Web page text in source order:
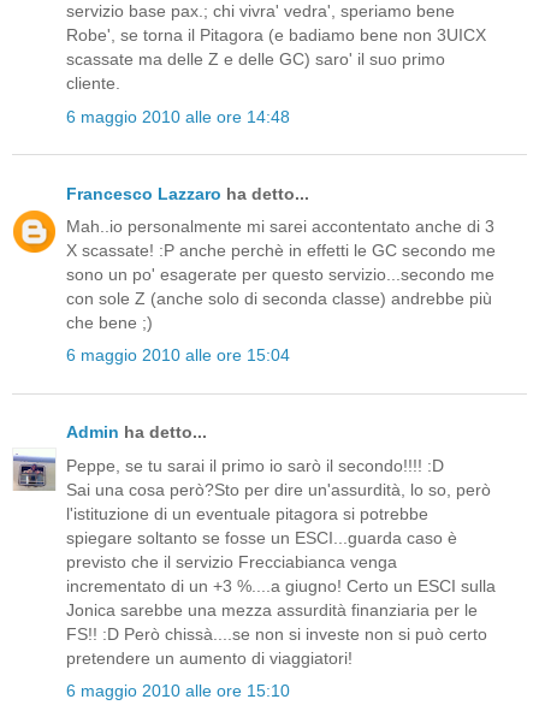
servizio base pax.; chi vivra' vedra', speriamo bene
Robe', se torna il Pitagora (e badiamo bene non 3UICX
scassate ma delle Z e delle GC) saro' il suo primo
cliente.
6 maggio 2010 alle ore 14:48
Francesco Lazzaro ha detto...
Mah..io personalmente mi sarei accontentato anche di 3
X scassate! :P anche perchè in effetti le GC secondo me
sono un po' esagerate per questo servizio...secondo me
con sole Z (anche solo di seconda classe) andrebbe più
che bene ;)
6 maggio 2010 alle ore 15:04
Admin ha detto...
Peppe, se tu sarai il primo io sarò il secondo!!!! :D
Sai una cosa però?Sto per dire un'assurdità, lo so, però
l'istituzione di un eventuale pitagora si potrebbe
spiegare soltanto se fosse un ESCI...guarda caso è
previsto che il servizio Frecciabianca venga
incrementato di un +3 %....a giugno! Certo un ESCI sulla
Jonica sarebbe una mezza assurdità finanziaria per le
FS!! :D Però chissà....se non si investe non si può certo
pretendere un aumento di viaggiatori!
6 maggio 2010 alle ore 15:10